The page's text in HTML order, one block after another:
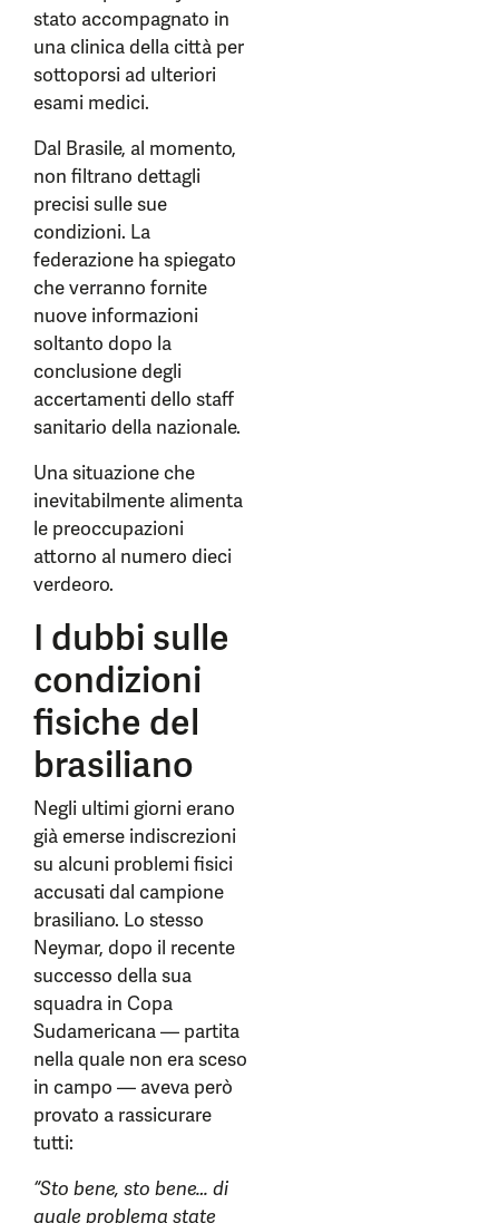
stato accompagnato in
una clinica della città per
sottoporsi ad ulteriori
esami medici.
Dal Brasile, al momento,
non filtrano dettagli
precisi sulle sue
condizioni. La
federazione ha spiegato
che verranno fornite
nuove informazioni
soltanto dopo la
conclusione degli
accertamenti dello staff
sanitario della nazionale.
Una situazione che
inevitabilmente alimenta
le preoccupazioni
attorno al numero dieci
verdeoro.
I dubbi sulle
condizioni
fisiche del
brasiliano
Negli ultimi giorni erano
già emerse indiscrezioni
su alcuni problemi fisici
accusati dal campione
brasiliano. Lo stesso
Neymar, dopo il recente
successo della sua
squadra in Copa
Sudamericana — partita
nella quale non era sceso
in campo — aveva però
provato a rassicurare
tutti:
“Sto bene, sto bene… di
quale problema state